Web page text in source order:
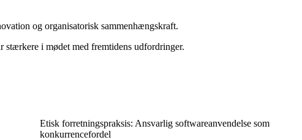
og organisatorisk sammenhængskraft.
stærkere i mødet med fremtidens udfordringer.
Etisk forretningspraksis: Ansvarlig softwareanvendelse som
konkurrencefordel